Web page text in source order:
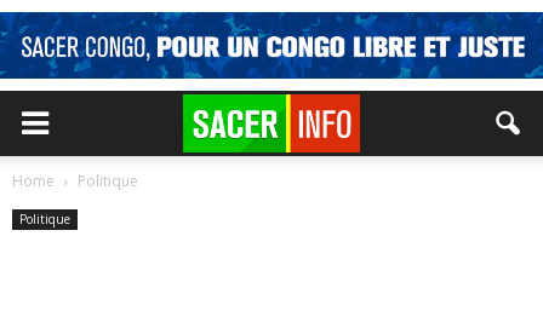
Home Politique
Politique